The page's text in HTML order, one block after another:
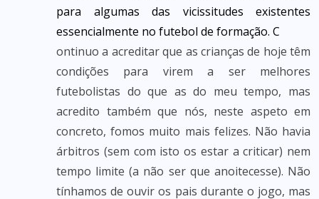
para algumas das vicissitudes existentes
essencialmente no futebol de formação. C
ontinuo a acreditar que as crianças de hoje têm
condições para virem a ser melhores
futebolistas do que as do meu tempo, mas
acredito também que nós, neste aspeto em
concreto, fomos muito mais felizes. Não havia
árbitros (sem com isto os estar a criticar) nem
tempo limite (a não ser que anoitecesse). Não
tínhamos de ouvir os pais durante o jogo, mas